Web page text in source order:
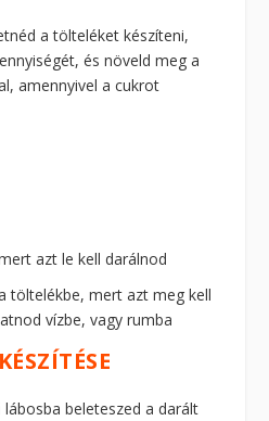
a tölteléket készíteni,
és növeld meg a
amennyivel a cukrot
azt le kell darálnod
töltelékbe, mert azt meg kell
vízbe, vagy rumba
beleteszed a darált